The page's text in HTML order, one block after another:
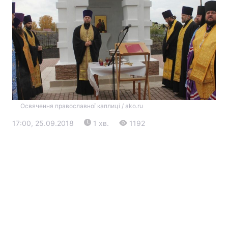
Освячення православної каплиці / ako.ru
17:00, 25.09.2018 1 хв. 1192